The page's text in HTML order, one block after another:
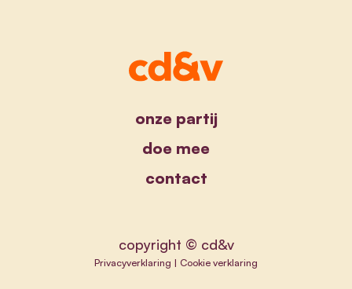
onze partij
doe mee
contact
copyright © cd&v
Privacyverklaring | Cookie verklaring